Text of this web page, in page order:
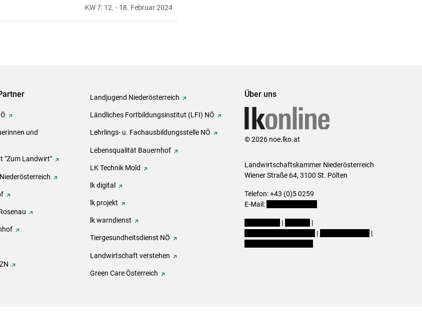
KW 7: 12. - 18. Februar 2024
und
"Zum Landwirt"
Landjugend Niederösterreich
Ländliches Fortbildungsinstitut (LFI) NÖ
Lehrlings- u. Fachausbildungsstelle NÖ
Lebensqualität Bauernhof
LK Technik Mold
lk digital
lk projekt
lk warndienst
Tiergesundheitsdienst NÖ
Landwirtschaft verstehen
Green Care Österreich
Über uns
© 2026 noe.lko.at
Landwirtschaftskammer Niederösterreich
Wiener Straße 64, 3100 St. Pölten
Telefon: +43 (0)5 0259
E-Mail:
|
|
|
|